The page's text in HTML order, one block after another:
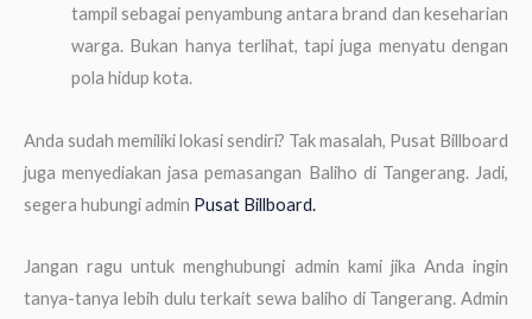
tampil sebagai penyambung antara brand dan keseharian
warga. Bukan hanya terlihat, tapi juga menyatu dengan
pola hidup kota.
Anda sudah memiliki lokasi sendiri? Tak masalah, Pusat Billboard
juga menyediakan jasa pemasangan Baliho di Tangerang. Jadi,
segera hubungi admin Pusat Billboard.
Jangan ragu untuk menghubungi admin kami jika Anda ingin
tanya-tanya lebih dulu terkait sewa baliho di Tangerang. Admin